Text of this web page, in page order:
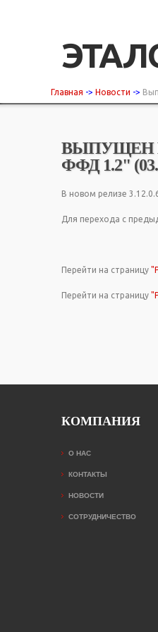
Главная -> Новости ->
ВЫПУЩЕН
ФФД 1.2"
В новом релизе
Для перехода с
Перейти на страницу
Перейти на страницу
КОМПАНИЯ
О НАС
КОНТАКТЫ
НОВОСТИ
СОТРУДНИЧЕСТВО